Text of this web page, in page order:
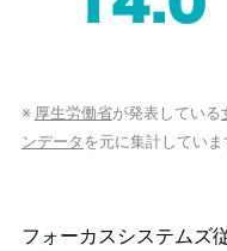
※ 厚生労働省が発表している
ンデータ を元に集計していま
フォーカスシステムズ